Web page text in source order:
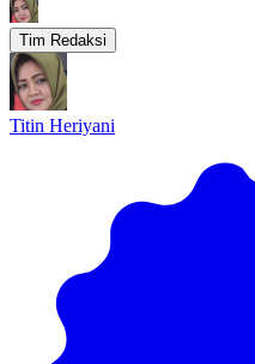
Tim Redaksi
Titin Heriyani